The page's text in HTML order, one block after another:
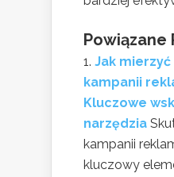
Powiązane
Jak
kampanii
Kluczowe
narzędzia
kampanii
kluczowy